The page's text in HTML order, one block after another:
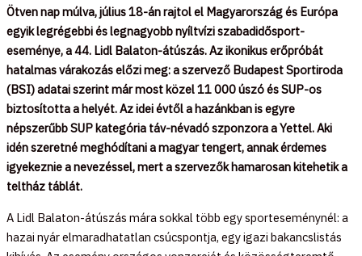
Ötven nap múlva, július 18-án rajtol el Magyarország és Európa
egyik legrégebbi és legnagyobb nyíltvízi szabadidősport-
eseménye, a 44. Lidl Balaton-átúszás. Az ikonikus erőpróbát
hatalmas várakozás előzi meg: a szervező Budapest Sportiroda
(BSI) adatai szerint már most közel 11 000 úszó és SUP-os
biztosította a helyét. Az idei évtől a hazánkban is egyre
népszerűbb SUP kategória táv-névadó szponzora a Yettel. Aki
idén szeretné meghódítani a magyar tengert, annak érdemes
igyekeznie a nevezéssel, mert a szervezők hamarosan kitehetik a
teltház táblát.
A Lidl Balaton-átúszás mára sokkal több egy sporteseménynél: a
hazai nyár elmaradhatatlan csúcspontja, egy igazi bakancslistás